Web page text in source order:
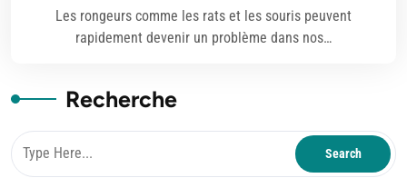
Les rongeurs comme les rats et les souris peuvent
rapidement devenir un problème dans nos…
Recherche